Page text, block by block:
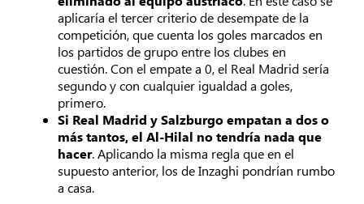
aplicaría el tercer criterio de desempate de la
competición, que cuenta los goles marcados en
los partidos de grupo entre los clubes en
cuestión. Con el empate a 0, el Real Madrid sería
segundo y con cualquier igualdad a goles,
primero.
Si Real Madrid y Salzburgo empatan a dos o
más tantos, el Al-Hilal no tendría nada que
hacer. Aplicando la misma regla que en el
supuesto anterior, los de Inzaghi pondrían rumbo
a casa.